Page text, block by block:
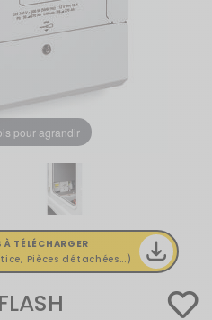
pour agrandir
TÉLÉCHARGER
Pièces détachées...)